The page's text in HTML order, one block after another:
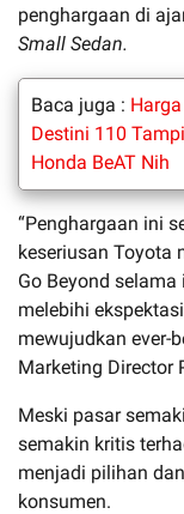
penghargaan di
Small Sedan.
Baca juga :
Destini 110
Honda BeAT Nih
“Penghargaan ini
keseriusan Toyota
Go Beyond
melebihi
mewujudkan ever-
Marketing Director
Meski pasar
semakin kritis
menjadi pilihan
konsumen.